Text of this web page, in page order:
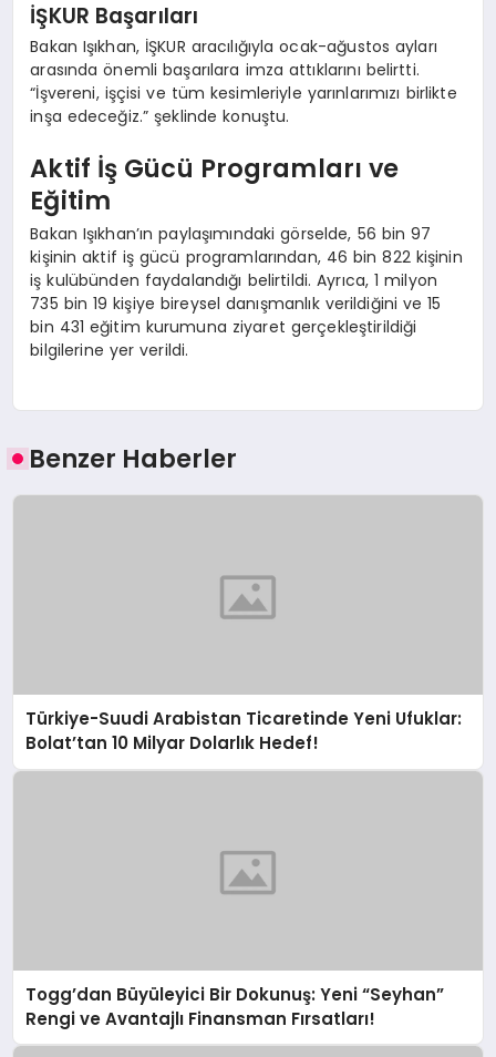
İŞKUR Başarıları
Bakan Işıkhan, İŞKUR aracılığıyla ocak-ağustos ayları
arasında önemli başarılara imza attıklarını belirtti.
“İşvereni, işçisi ve tüm kesimleriyle yarınlarımızı birlikte
inşa edeceğiz.” şeklinde konuştu.
Aktif İş Gücü Programları ve
Eğitim
Bakan Işıkhan’ın paylaşımındaki görselde, 56 bin 97
kişinin aktif iş gücü programlarından, 46 bin 822 kişinin
iş kulübünden faydalandığı belirtildi. Ayrıca, 1 milyon
735 bin 19 kişiye bireysel danışmanlık verildiğini ve 15
bin 431 eğitim kurumuna ziyaret gerçekleştirildiği
bilgilerine yer verildi.
Benzer Haberler
Türkiye-Suudi Arabistan Ticaretinde Yeni Ufuklar:
Bolat’tan 10 Milyar Dolarlık Hedef!
Togg’dan Büyüleyici Bir Dokunuş: Yeni “Seyhan”
Rengi ve Avantajlı Finansman Fırsatları!